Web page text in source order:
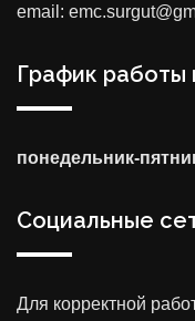
email:
График работы
понедельник-
Социальные
Для корректной